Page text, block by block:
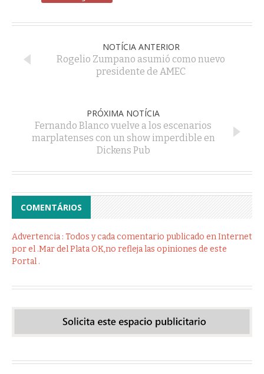
NOTÍCIA ANTERIOR
Rogelio Zumpano asumió como nuevo
presidente de AMEC
PRÓXIMA NOTÍCIA
Fernando Blanco vuelve a los escenarios
marplatenses con un show imperdible en
Dickens Pub
COMENTÁRIOS
Advertencia : Todos y cada comentario publicado en Internet
por el .Mar del Plata OK,no refleja las opiniones de este
Portal .